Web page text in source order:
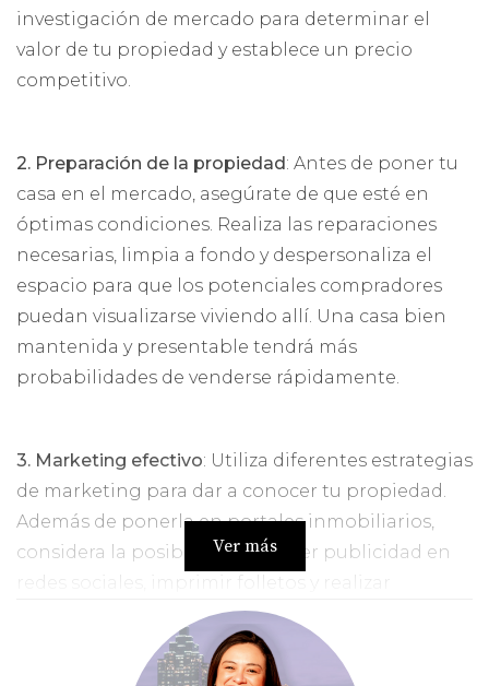
investigación de mercado para determinar el
valor de tu propiedad y establece un precio
competitivo.
2. Preparación de la propiedad: Antes de poner tu
casa en el mercado, asegúrate de que esté en
óptimas condiciones. Realiza las reparaciones
necesarias, limpia a fondo y despersonaliza el
espacio para que los potenciales compradores
puedan visualizarse viviendo allí. Una casa bien
mantenida y presentable tendrá más
probabilidades de venderse rápidamente.
3. Marketing efectivo: Utiliza diferentes estrategias
de marketing para dar a conocer tu propiedad.
Además de ponerla en portales inmobiliarios,
considera la posibilidad de hacer publicidad en
redes sociales, imprimir folletos y realizar
jornadas de puertas abiertas. Cuanta más
exposición tenga tu casa, más posibilidades
habrá de venderla rápidamente.
Ver más